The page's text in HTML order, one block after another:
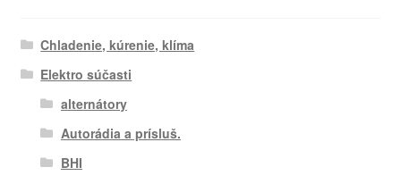
Chladenie, kúrenie, klíma
Elektro súčasti
alternátory
Autorádia a prísluš.
BHI